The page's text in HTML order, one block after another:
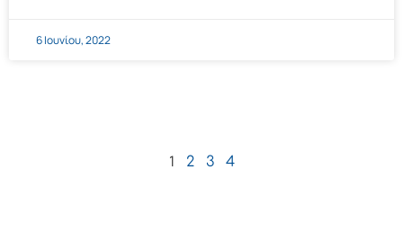
6 Ιουνίου, 2022
1 2 3 4